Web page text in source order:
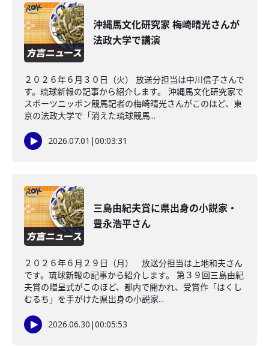
沖縄馬文化研究家 梅崎晴光さんが
法政大学で講演
２０２６年６月３０日（火） 放送分担当は中川信子さんで
す。琉球新報の記事から紹介します。 沖縄馬文化研究家で
スポーツニッポン競馬記者の梅崎晴光さんがこのほど、東
京の法政大学で「消えた琉球競馬...
2026.07.01 |00:03:31
三島由紀夫賞に県出身の小説家・
豊永浩平さん
２０２６年６月２９日（月） 放送分担当は上地和夫さん
です。琉球新報の記事から紹介します。 第３９回三島由紀
夫賞の贈呈式がこのほど、都内で開かれ、受賞作「はくし
むるち」を手がけた県出身の小説家...
2026.06.30 |00:05:53